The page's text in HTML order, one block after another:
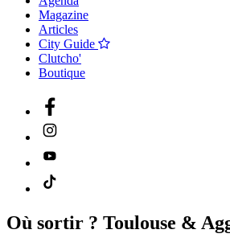
Magazine
Articles
City Guide
Clutcho'
Boutique
Où sortir ? Toulouse &